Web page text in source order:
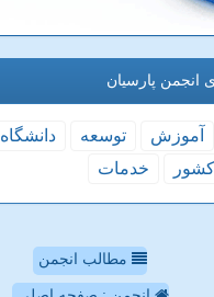
انجمن پارسیان
آموزش توسعه دانشگاه
كشور خدمات
مطالب انجمن